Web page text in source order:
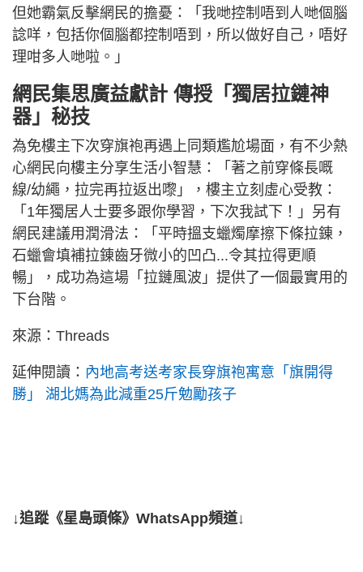
但她霸氣反擊網民的擔憂：「我哋控制唔到人哋個腦
諗咩，包括你個腦都控制唔到，所以做好自己，唔好
理咁多人哋啦。」
網民集思廣益獻計 傳授「獨居拉鏈神
器」秘技
為免樓主下次穿旗袍再遇上同類尷尬場面，有不少熱
心網民向樓主分享生活小智慧：「著之前穿條長嘅
線/幼繩，拉完再拉返出嚟」，樓主立刻虛心受教：
「1年獨居人士要多跟你學習，下次我試下！」另有
網民建議用潤滑法：「平時搵支蠟燭摩擦下條拉錬，
石蠟會填補拉錬齒牙微小的凹凸...令其拉得更順
暢」，成功為這場「拉鏈風波」提供了一個最實用的
下台階。
來源：Threads
延伸閱讀： 內地高考送考家長穿旗袍寓意「旗開得
勝」 湖北媽為此減重25斤勉勵孩子
↓追蹤《星島頭條》WhatsApp頻道↓